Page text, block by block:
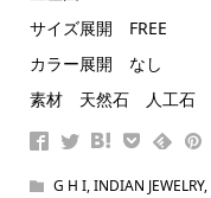
サイズ展開 FREE
カラー展開 なし
素材 天然石 人工石
G H I,INDIAN JEWELRY,